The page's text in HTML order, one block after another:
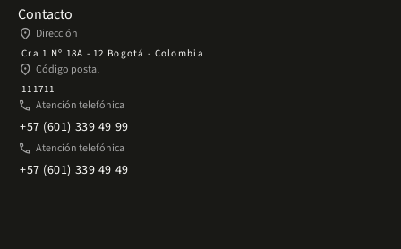
Contacto
place Dirección
Cra 1 Nº 18A - 12 Bogotá - Colombia
place Código postal
111711
phone Atención telefónica
+57 (601) 339 49 99
phone Atención telefónica
+57 (601) 339 49 49